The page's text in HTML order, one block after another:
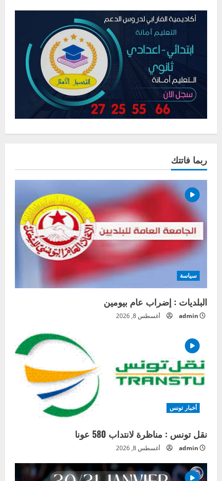
ربما فاتتك
سياسة
البلديات : إضراب عام بيومين
admin أغسطس 8, 2026
أخبار تونس
نقل تونس : مناظرة لانتداب 580 عونا
admin أغسطس 8, 2026